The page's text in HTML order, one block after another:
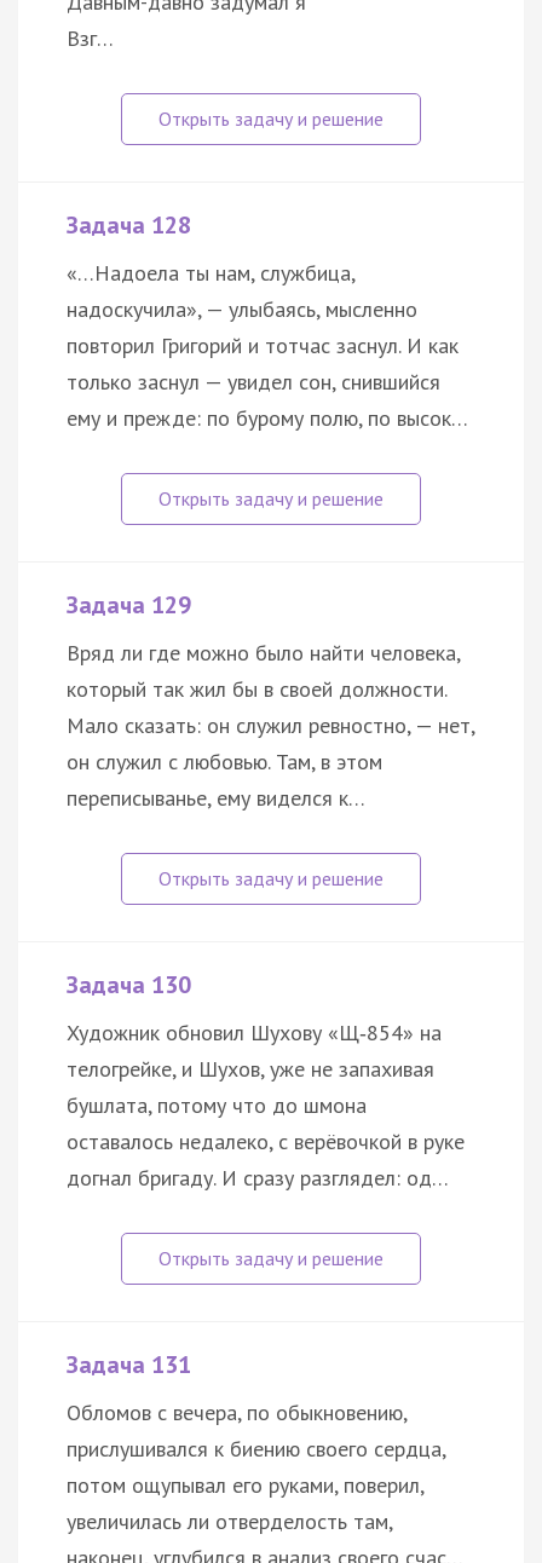
Взг…
Задача 128
«…Надоела ты нам, службица,
надоскучила», — улыбаясь, мысленно
повторил Григорий и тотчас заснул. И как
только заснул — увидел сон, снившийся
ему и прежде: по бурому полю, по высок…
Задача 129
Вряд ли где можно было найти человека,
который так жил бы в своей должности.
Мало сказать: он служил ревностно, — нет,
он служил с любовью. Там, в этом
переписыванье, ему виделся к…
Задача 130
Художник обновил Шухову «Щ‑854» на
телогрейке, и Шухов, уже не запахивая
бушлата, потому что до шмона
оставалось недалеко, с верёвочкой в руке
догнал бригаду. И сразу разглядел: од…
Задача 131
Обломов с вечера, по обыкновению,
прислушивался к биению своего сердца,
потом ощупывал его руками, поверил,
увеличилась ли отверделость там,